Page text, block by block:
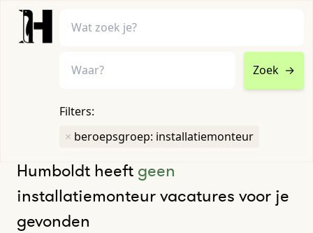
Zoek →
Filters:
× beroepsgroep: installatiemonteur
Humboldt heeft geen
installatiemonteur vacatures voor je
gevonden